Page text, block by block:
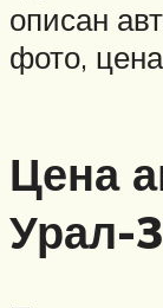
описан
фото,
Цена
Урал-